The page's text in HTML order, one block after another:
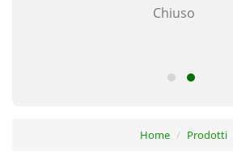
Chiuso
Home Prodotti